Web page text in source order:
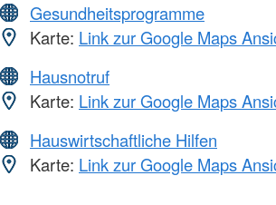
Gesundheitsprogramme
Karte: Link zur Google Maps
Hausnotruf
Karte: Link zur Google Maps
Hauswirtschaftliche Hilfen
Karte: Link zur Google Maps